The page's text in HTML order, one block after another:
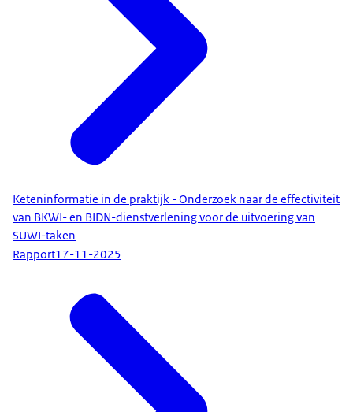
Keteninformatie in de praktijk - Onderzoek naar de effectiviteit
van BKWI- en BIDN-dienstverlening voor de uitvoering van
SUWI-taken
Rapport17-11-2025